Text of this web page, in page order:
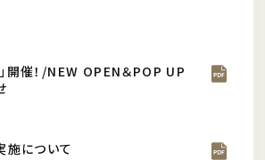
開催！/NEW OPEN＆POP UP
について